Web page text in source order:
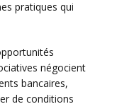
pratiques qui
négocient
bancaires,
de conditions